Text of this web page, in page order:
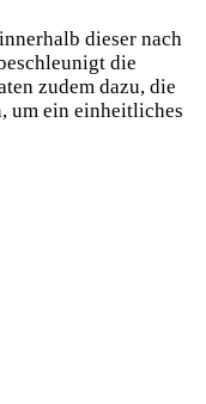
dieser nach
die
zudem dazu, die
um ein einheitliches